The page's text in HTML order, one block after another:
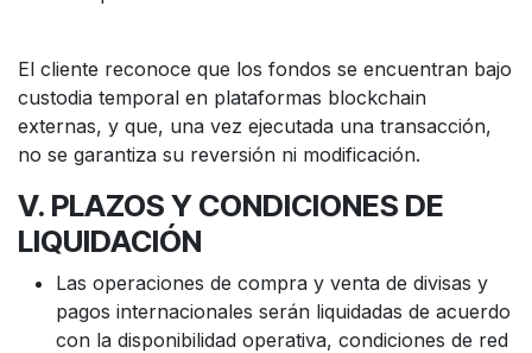
El cliente reconoce que los fondos se encuentran bajo
custodia temporal en plataformas blockchain
externas, y que, una vez ejecutada una transacción,
no se garantiza su reversión ni modificación.
V. PLAZOS Y CONDICIONES DE
LIQUIDACIÓN
Las operaciones de compra y venta de divisas y
pagos internacionales serán liquidadas de acuerdo
con la disponibilidad operativa, condiciones de red